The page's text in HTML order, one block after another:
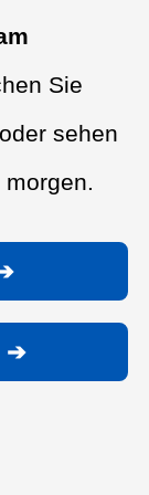
Sie
sehen
➔